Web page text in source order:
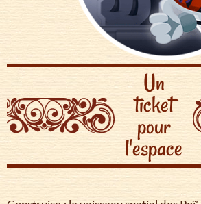
Un
ticket
pour
l'espace